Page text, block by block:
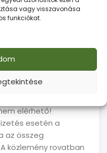
vagy visszavonása
funkciókat.
fizetési
átvételnél helyben
tudsz fizetni, mint
elérhető!
esetén a
az összeg
közlemény rovatban